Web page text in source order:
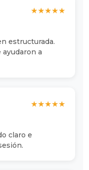
★★★★★
estructurada.
a
★★★★★
claro e